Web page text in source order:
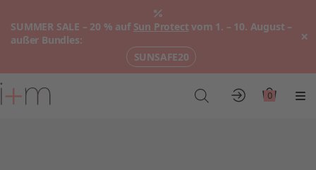
SUMMER SALE – 20 % auf Sun Protect vom 1. – 10. August –
außer Bundles:
SUNSAFE20
×
Zum
Hauptinhalt
Konto 0